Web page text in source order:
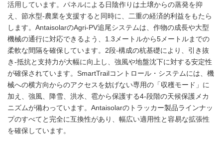
活用しています。パネルによる日陰作りは土壌からの蒸発を抑
え、節水型‑農業を支援すると同時に、二重の経済的利益をもたら
します。AntaisolarのAgri-PV追尾システムは、作物の成長や大型
機械の通行に対応できるよう、1.3メートルから5メートルまでの
柔軟な間隔を確保しています。2段‑構成の杭基礎により、引き抜
き‑抵抗と支持力が大幅に向上し、強風や地盤沈下に対する安定性
が確保されています。SmartTrailコントロール・システムには、機
械への横方向からのアクセスを妨げない専用の「収穫モード」に
加え、強風、降雪、洪水、雹から保護する4‑段階の天候保護メカ
ニズムが備わっています。Antaisolarのトラッカー製品ラインナッ
プのすべてと完全に互換性があり、幅広い適用性と容易な拡張性
を確保しています。